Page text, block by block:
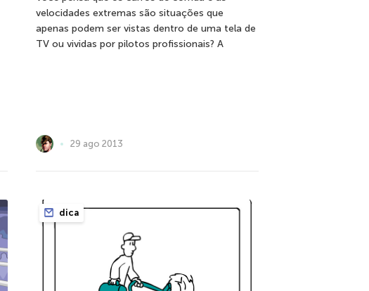
velocidades extremas são situações que
apenas podem ser vistas dentro de uma tela de
TV ou vividas por pilotos profissionais? A
29 ago 2013
dica